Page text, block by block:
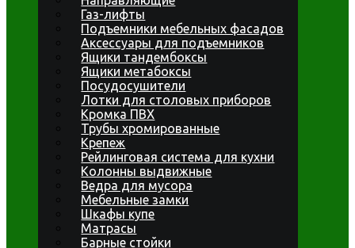
Газ-лифты
Подъемники мебельных фасадов
Аксессуары для подъемников
Ящики тандембоксы
Ящики метабоксы
Посудосушители
Лотки для столовых приборов
Кромка ПВХ
Трубы хромированные
Крепеж
Рейлинговая система для кухни
Колонны выдвижные
Ведра для мусора
Мебельные замки
Шкафы купе
Матрасы
Барные стойки